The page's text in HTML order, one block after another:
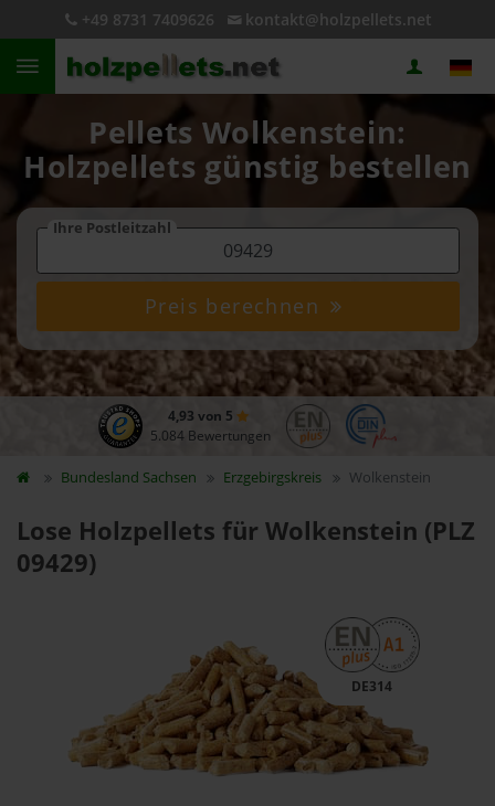
+49 8731 7409626 kontakt@holzpellets.net
Pellets Wolkenstein:
Holzpellets günstig bestellen
Ihre Postleitzahl
Preis berechnen
4,93 von 5
5.084 Bewertungen
Bundesland Sachsen Erzgebirgskreis Wolkenstein
Lose Holzpellets für Wolkenstein (PLZ
09429)
DE314